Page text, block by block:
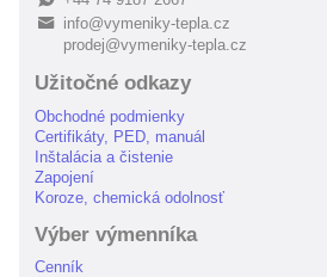
B
info@vymeniky-tepla.cz
prodej@vymeniky-tepla.cz
Užitočné odkazy
Obchodné podmienky
Certifikáty, PED, manuál
Inštalácia a čistenie
Zapojení
Koroze, chemická odolnosť
Výber výmenníka
Cenník